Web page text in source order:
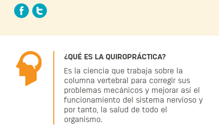
Facebook
¿QUÉ ES LA QUIROPRÁCTICA?
Es la ciencia que trabaja sobre la
columna vertebral para corregir sus
problemas mecánicos y mejorar así el
funcionamiento del sistema nervioso y
por tanto, la salud de todo el
organismo.